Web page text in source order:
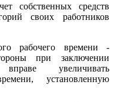
собственных средств
своих работников
рабочего времени -
при заключении
увеличивать
установленную